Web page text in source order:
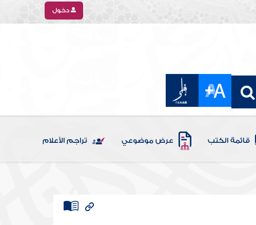
دخول
قائمة الكتب عرض موضوعي تراجم الأعلام